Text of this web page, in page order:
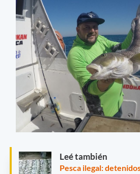
Leé también
Pesca ilegal: